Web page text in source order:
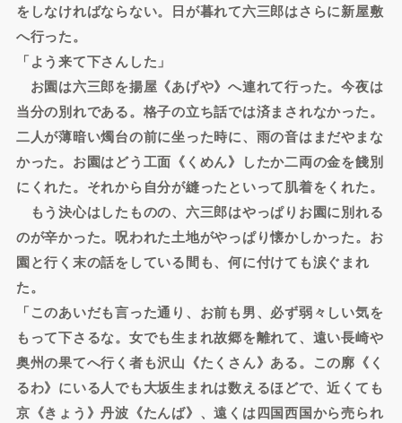
をしなければならない。日が暮れて六三郎はさらに新屋敷
へ行った。
「よう来て下さんした」
お園は六三郎を揚屋《あげや》へ連れて行った。今夜は
当分の別れである。格子の立ち話では済まされなかった。
二人が薄暗い燭台の前に坐った時に、雨の音はまだやまな
かった。お園はどう工面《くめん》したか二両の金を餞別
にくれた。それから自分が縫ったといって肌着をくれた。
もう決心はしたものの、六三郎はやっぱりお園に別れる
のが辛かった。呪われた土地がやっぱり懐かしかった。お
園と行く末の話をしている間も、何に付けても涙ぐまれ
た。
「このあいだも言った通り、お前も男、必ず弱々しい気を
もって下さるな。女でも生まれ故郷を離れて、遠い長崎や
奥州の果てへ行く者も沢山《たくさん》ある。この廓《く
るわ》にいる人でも大坂生まれは数えるほどで、近くても
京《きょう》丹波《たんば》、遠くは四国西国から売られ